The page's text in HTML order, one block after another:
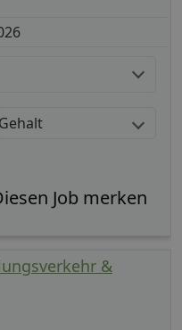
Gehalt
&